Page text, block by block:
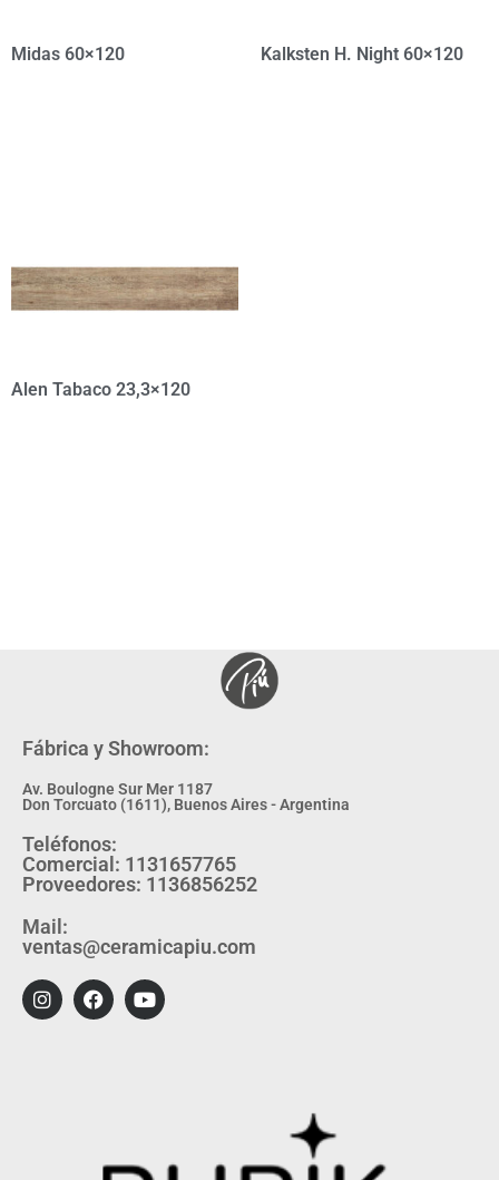
Midas 60×120 Kalksten H. Night 60×120
Alen Tabaco 23,3×120
Fábrica y Showroom:
Av. Boulogne Sur Mer 1187
Don Torcuato (1611), Buenos Aires - Argentina
Teléfonos:
Comercial: 1131657765
Proveedores: 1136856252
Mail:
ventas@ceramicapiu.com